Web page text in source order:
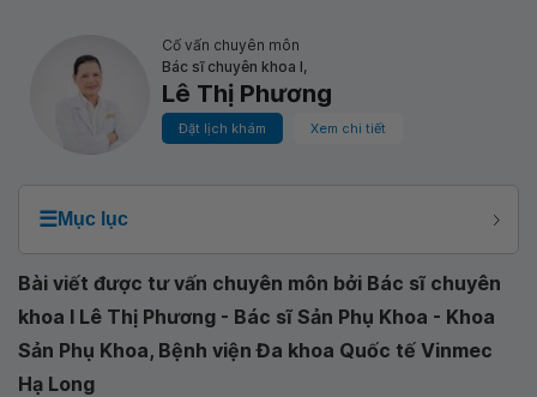
Cố vấn chuyên môn
Bác sĩ chuyên khoa I,
Lê Thị Phương
Đặt lịch khám Xem chi tiết
☰Mục lục
Bài viết được tư vấn chuyên môn bởi Bác sĩ chuyên
khoa I Lê Thị Phương - Bác sĩ Sản Phụ Khoa - Khoa
Sản Phụ Khoa, Bệnh viện Đa khoa Quốc tế Vinmec
Hạ Long